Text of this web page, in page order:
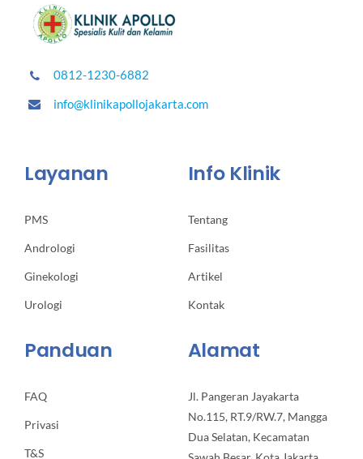
0812-1230-6882
info@klinikapollojakarta.com
Layanan
PMS
Andrologi
Ginekologi
Urologi
Info Klinik
Tentang
Fasilitas
Artikel
Kontak
Panduan
FAQ
Privasi
T&S
Alamat
Jl. Pangeran Jayakarta
No.115, RT.9/RW.7, Mangga
Dua Selatan, Kecamatan